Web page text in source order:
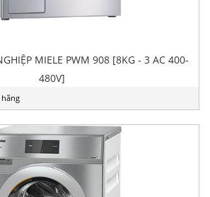
MIELE PWM 908 [8KG - 3 AC 400-
480V]
hãng